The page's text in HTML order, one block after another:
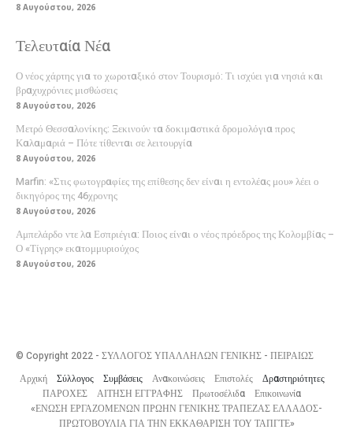
8 Αυγούστου, 2026
Τελευταία Νέα
Ο νέος χάρτης για το χωροταξικό στον Τουρισμό: Τι ισχύει για νησιά και
βραχυχρόνιες μισθώσεις
8 Αυγούστου, 2026
Μετρό Θεσσαλονίκης: Ξεκινούν τα δοκιμαστικά δρομολόγια προς
Καλαμαριά – Πότε τίθενται σε λειτουργία
8 Αυγούστου, 2026
Marfin: «Στις φωτογραφίες της επίθεσης δεν είναι η εντολέας μου» λέει ο
δικηγόρος της 46χρονης
8 Αυγούστου, 2026
Αμπελάρδο ντε λα Εσπριέγια: Ποιος είναι ο νέος πρόεδρος της Κολομβίας –
Ο «Τίγρης» εκατομμυριούχος
8 Αυγούστου, 2026
© Copyright 2022 - ΣΥΛΛΟΓΟΣ ΥΠΑΛΛΗΛΩΝ ΓΕΝΙΚΗΣ - ΠΕΙΡΑΙΩΣ
Αρχική
Σύλλογος Συμβάσεις Ανακοινώσεις Επιστολές
Δραστηριότητες
ΠΑΡΟΧΕΣ
ΑΙΤΗΣΗ ΕΓΓΡΑΦΗΣ Πρωτοσέλιδα
Επικοινωνία
«ΕΝΩΣΗ ΕΡΓΑΖΟΜΕΝΩΝ ΠΡΩΗΝ ΓΕΝΙΚΗΣ ΤΡΑΠΕΖΑΣ ΕΛΛΑΔΟΣ-
ΠΡΩΤΟΒΟΥΛΙΑ ΓΙΑ ΤΗΝ ΕΚΚΑΘΑΡΙΣΗ ΤΟΥ ΤΑΠΓΤΕ»